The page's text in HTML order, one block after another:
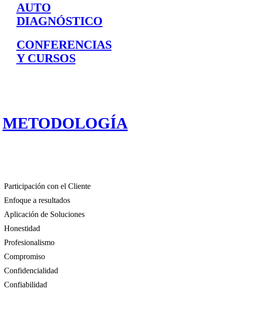
AUTO
DIAGNÓSTICO
CONFERENCIAS
Y CURSOS
METODOLOGÍA
Participación con el Cliente
Enfoque a resultados
Aplicación de Soluciones
Honestidad
Profesionalismo
Compromiso
Confidencialidad
Confiabilidad